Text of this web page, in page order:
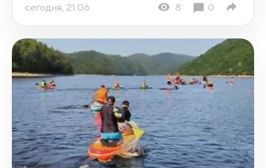
сегодня, 21:06 8 0